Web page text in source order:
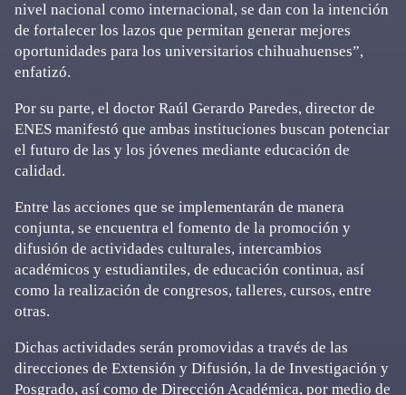
nivel nacional como internacional, se dan con la intención
de fortalecer los lazos que permitan generar mejores
oportunidades para los universitarios chihuahuenses”,
enfatizó.
Por su parte, el doctor Raúl Gerardo Paredes, director de
ENES manifestó que ambas instituciones buscan potenciar
el futuro de las y los jóvenes mediante educación de
calidad.
Entre las acciones que se implementarán de manera
conjunta, se encuentra el fomento de la promoción y
difusión de actividades culturales, intercambios
académicos y estudiantiles, de educación continua, así
como la realización de congresos, talleres, cursos, entre
otras.
Dichas actividades serán promovidas a través de las
direcciones de Extensión y Difusión, la de Investigación y
Posgrado, así como de Dirección Académica, por medio de